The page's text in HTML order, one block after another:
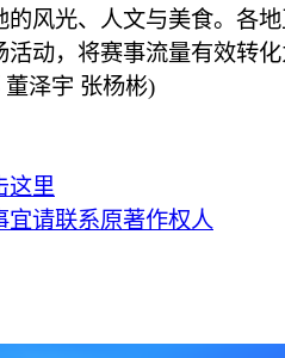
风光、人文与美食。各
活动，将赛事流量有效转
泽宇 张杨彬)
这里
请联系原著作权人